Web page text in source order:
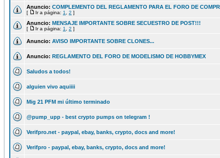
Anuncio: COMPLEMENTO DEL REGLAMENTO PARA EL FORO DE
[ Ir a página: 1 2 ]
Anuncio: MENSAJE IMPORTANTE SOBRE SECUESTRO DE POST!!!
[ Ir a página: 1 2 ]
Anuncio: AVISO IMPORTANTE SOBRE CLONES...
Anuncio: REGLAMENTO DEL FORO DE MODELISMO DE HOBBYMEX
Saludos a todos!
alguien vivo aquiiii
Mig 21 PFM mi último terminado
@pump_upp - best crypto pumps on telegram !
Verifpro.net - paypal, ebay, banks, crypto, docs and more!
Verifpro - paypal, ebay, banks, crypto, docs and more!